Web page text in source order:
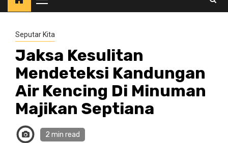
Primary
Menu
Seputar Kita
Jaksa Kesulitan
Mendeteksi Kandungan
Air Kencing Di Minuman
Majikan Septiana
2 min read